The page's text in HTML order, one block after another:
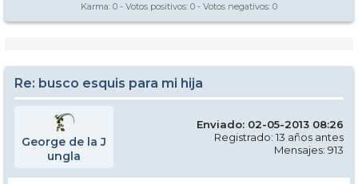
Karma: 0 - Votos positivos: 0 - Votos negativos: 0
Re: busco esquis para mi hija
George de la J
ungla
Enviado: 02-05-2013 08:26
Registrado: 13 años antes
Mensajes: 913